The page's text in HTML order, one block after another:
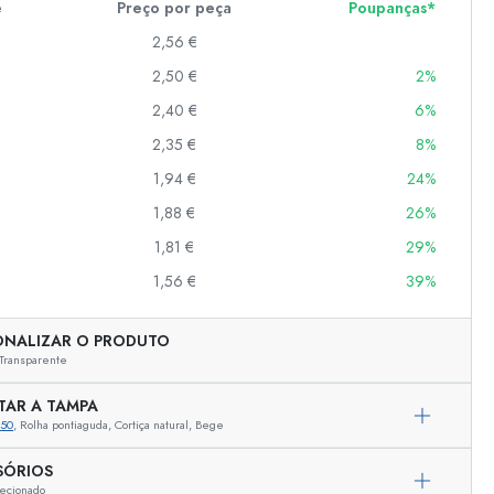
Representação exemplar
Preço por peça
Poupanças*
2,56 €
2,50 €
2%
2,40 €
6%
2,35 €
8%
1,94 €
24%
1,88 €
26%
1,81 €
29%
1,56 € 39%
O PRODUTO
Transparente
A TAMPA
, Rolha pontiaguda, Cortiça natural, Bege